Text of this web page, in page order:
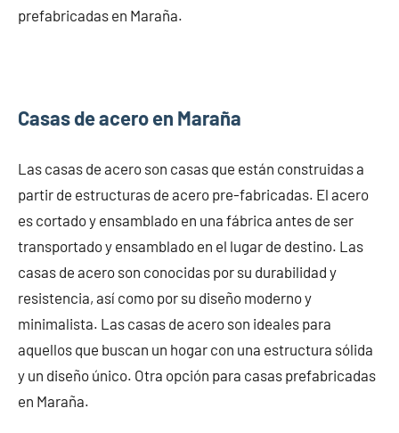
prefabricadas en Maraña.
Casas de acero en Maraña
Las casas de acero son casas que están construidas a
partir de estructuras de acero pre-fabricadas. El acero
es cortado y ensamblado en una fábrica antes de ser
transportado y ensamblado en el lugar de destino. Las
casas de acero son conocidas por su durabilidad y
resistencia, así como por su diseño moderno y
minimalista. Las casas de acero son ideales para
aquellos que buscan un hogar con una estructura sólida
y un diseño único. Otra opción para casas prefabricadas
en Maraña.